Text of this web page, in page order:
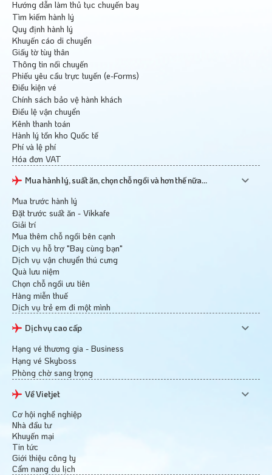
Hướng dẫn làm thủ tục chuyến bay
Tìm kiếm hành lý
Quy định hành lý
Khuyến cáo di chuyển
Giấy tờ tùy thân
Thông tin nối chuyến
Phiếu yêu cầu trực tuyến (e-Forms)
Điều kiện vé
Chính sách bảo vệ hành khách
Điều lệ vận chuyển
Kênh thanh toán
Hành lý tồn kho Quốc tế
Phí và lệ phí
Hóa đơn VAT
Mua hành lý, suất ăn, chọn chỗ ngồi và hơn thế nữa...
Mua trước hành lý
Đặt trước suất ăn - Vikkafe
Giải trí
Mua thêm chỗ ngồi bên cạnh
Dịch vụ hỗ trợ "Bay cùng bạn"
Dịch vụ vận chuyển thú cưng
Quà lưu niệm
Chọn chỗ ngồi ưu tiên
Hàng miễn thuế
Dịch vụ trẻ em đi một mình
Dịch vụ cao cấp
Hạng vé thương gia - Business
Hạng vé Skyboss
Phòng chờ sang trọng
Về Vietjet
Cơ hội nghề nghiệp
Nhà đầu tư
Khuyến mại
Tin tức
Giới thiệu công ty
Cẩm nang du lịch